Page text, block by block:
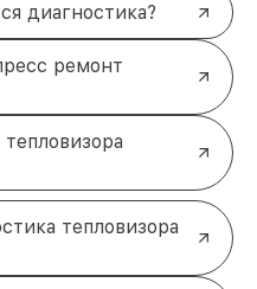
диагностика?
ремонт
тепловизора